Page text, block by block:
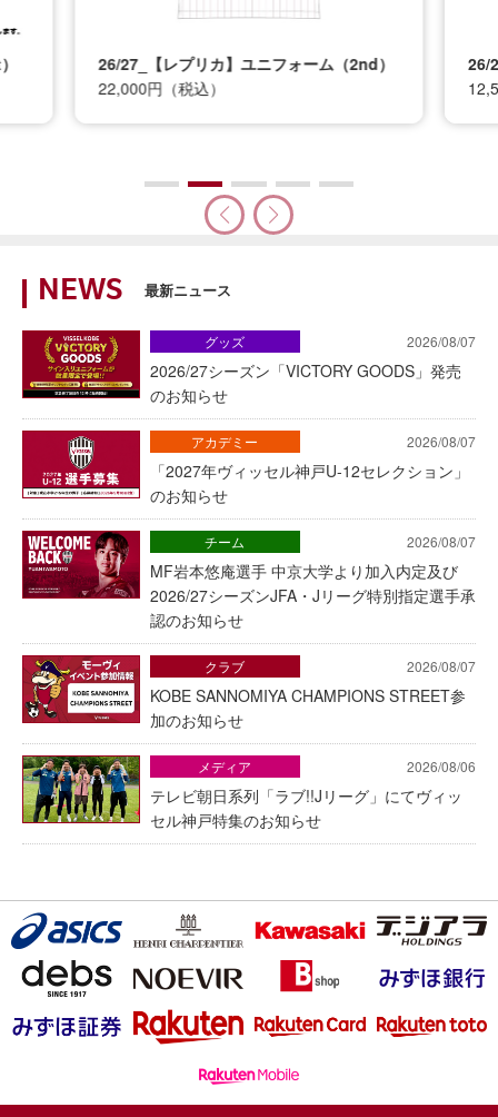
26/27_【レプリカ】ユニフォーム（2nd）
22,000円（税込）
26/
NEWS 最新ニュース
2026/08/07
2026/27シーズン「VICTORY GOODS」発売
のお知らせ
グッズ
2026/08/07
「2027年ヴィッセル神戸U-12セレクション」
のお知らせ
アカデミー
2026/08/07
MF岩本悠庵選手 中京大学より加入内定及び
2026/27シーズンJFA・Jリーグ特別指定選手承
認のお知らせ
チーム
2026/08/07
KOBE SANNOMIYA CHAMPIONS STREET参
加のお知らせ
クラブ
2026/08/06
テレビ朝日系列「ラブ!!Jリーグ」にてヴィッ
セル神戸特集のお知らせ
メディア